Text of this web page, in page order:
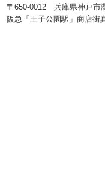
〒650-0012 兵庫県神戸市
阪急「王子公園駅」商店街